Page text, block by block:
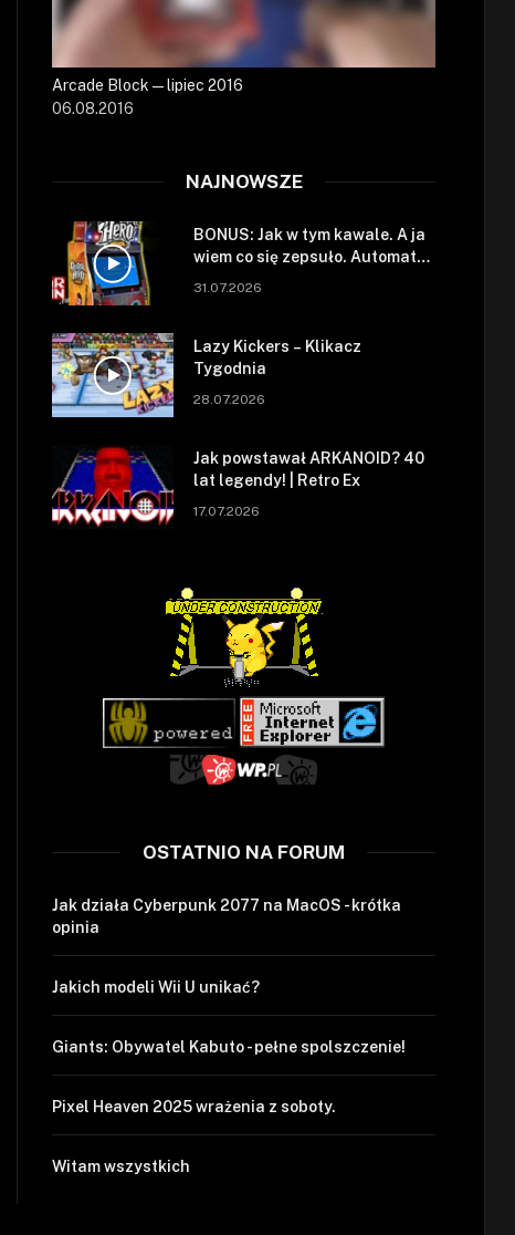
Arcade Block — lipiec 2016
06.08.2016
NAJNOWSZE
BONUS: Jak w tym kawale. A ja
wiem co się zepsuło. Automat
się zepsuł.
31.07.2026
Lazy Kickers – Klikacz
Tygodnia
28.07.2026
Jak powstawał ARKANOID? 40
lat legendy! | Retro Ex
17.07.2026
OSTATNIO NA FORUM
Jak działa Cyberpunk 2077 na MacOS - krótka
opinia
Jakich modeli Wii U unikać?
Giants: Obywatel Kabuto - pełne spolszczenie!
Pixel Heaven 2025 wrażenia z soboty.
Witam wszystkich